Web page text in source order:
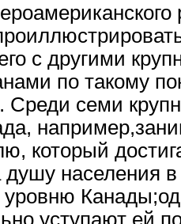
с другими
по такому
Среди семи
который
населения
уступают ей